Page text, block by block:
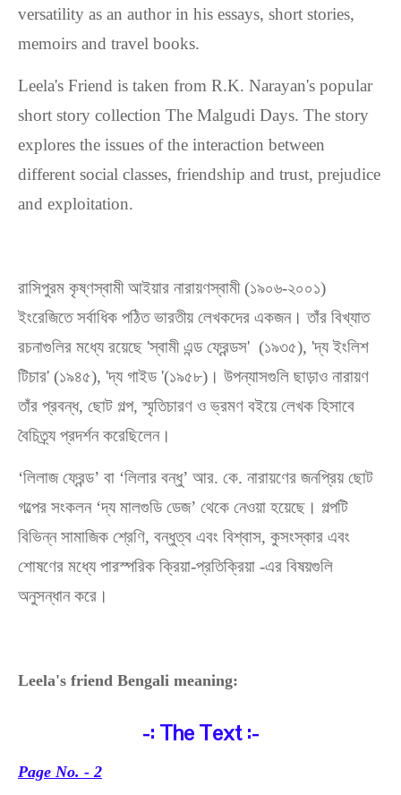
versatility as an author in his essays, short stories,
memoirs and travel books.
Leela's Friend is taken from R.K. Narayan's popular
short story collection The Malgudi Days. The story
explores the issues of the interaction between
different social classes, friendship and trust, prejudice
and exploitation.
রাসিপুরম কৃষ্ণস্বামী আইয়ার নারায়ণস্বামী (১৯০৬-২০০১)
ইংরেজিতে সর্বাধিক পঠিত ভারতীয় লেখকদের একজন। তাঁর বিখ্যাত
রচনাগুলির মধ্যে রয়েছে 'স্বামী এন্ড ফ্রেন্ডস' (১৯৩৫), 'দ্য ইংলিশ
টিচার' (১৯৪৫), 'দ্য গাইড '(১৯৫৮)। উপন্যাসগুলি ছাড়াও নারায়ণ
তাঁর প্রবন্ধ, ছোট গল্প, স্মৃতিচারণ ও ভ্রমণ বইয়ে লেখক হিসাবে
বৈচিত্র্য প্রদর্শন করেছিলেন।
‘লিলাজ ফ্রেন্ড’ বা ‘লিলার বন্ধু’ আর. কে. নারায়ণের জনপ্রিয় ছোট
গল্পের সংকলন ‘দ্য মালগুডি ডেজ’ থেকে নেওয়া হয়েছে। গল্পটি
বিভিন্ন সামাজিক শ্রেণি, বন্ধুত্ব এবং বিশ্বাস, কুসংস্কার এবং
শোষণের মধ্যে পারস্পরিক ক্রিয়া-প্রতিক্রিয়া -এর বিষয়গুলি
অনুসন্ধান করে।
Leela's friend Bengali meaning:
-: The Text:-
Page No. - 2